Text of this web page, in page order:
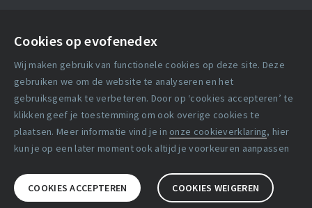
Cookies op evofenedex
Wij maken gebruik van functionele cookies op deze site. Deze
gebruiken we om de website te analyseren en het
gebruiksgemak te verbeteren. Door op ‘cookies accepteren’ te
klikken geef je toestemming om ook overige cookies te
plaatsen. Meer informatie vind je in onze cookieverklaring, hier
kun je op een later moment ook altijd je voorkeuren aanpassen
COOKIES ACCEPTEREN COOKIES WEIGEREN
Algemene voorwaarden
Cookie verklaring
Copyright statement
Lidmaatschapsvoorwaarden
Disclaimer
Privacy verklaring